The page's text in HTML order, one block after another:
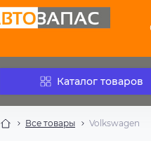
Каталог товаров
Все товары Volkswagen